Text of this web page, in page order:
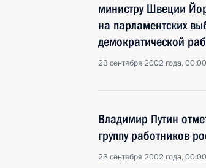
министру Швеции
на парламентских
демократической
23 сентября 2002 года, 00:00
Владимир Путин
группу работников
23 сентября 2002 года, 00:00